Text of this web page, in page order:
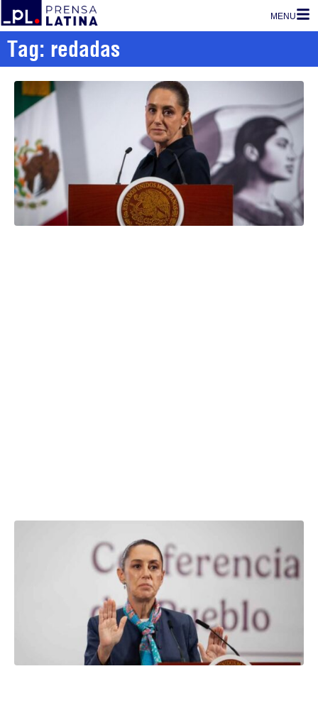
MENU
Tag: redadas